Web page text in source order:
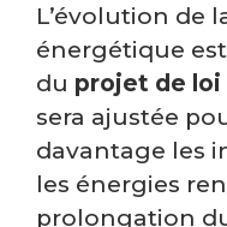
L’évolution de
énergétique
du projet de loi
sera ajustée
davantage les
les énergies
prolongation